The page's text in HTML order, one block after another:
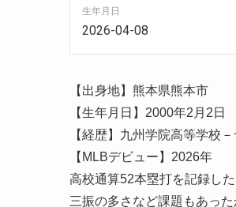
生年月日
2026-04-08
【出身地】熊本県熊本市
【生年月日】2000年2月2日
【経歴】九州学院高等学校
【MLBデビュー】2026年
高校通算52本塁打を記録し
三振の多さなど課題もあっ